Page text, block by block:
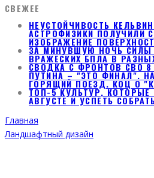
СВЕЖЕЕ
НЕУСТОЙЧИВОСТЬ
АСТРОФИЗИКИ ПОЛУЧИЛИ
ИЗОБРАЖЕНИЕ
ЗА МИНУВШУЮ НОЧЬ СИЛЫ
ВРАЖЕСКИХ БПЛА В
СВОДКА С ФРОНТОВ СВО 8
ПУТИНА – "ЭТО ФИНАЛ".
ГОРЯЩИЙ ПОЕЗД. КОЦ О
ТОП-5 КУЛЬТУР,
АВГУСТЕ И УСПЕТЬ
Главная
Ландшафтный дизайн